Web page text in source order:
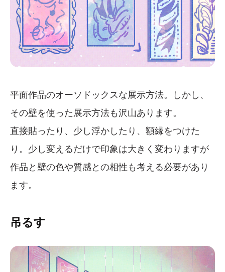
平面作品のオーソドックスな展示方法。しかし、
その壁を使った展示方法も沢山あります。
直接貼ったり、少し浮かしたり、額縁をつけた
り。少し変えるだけで印象は大きく変わりますが
作品と壁の色や質感との相性も考える必要があり
ます。
吊るす